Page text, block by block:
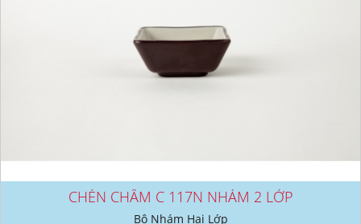
CHÉN CHẤM C 117N NHÁM 2 LỚP
Bộ Nhám Hai Lớp